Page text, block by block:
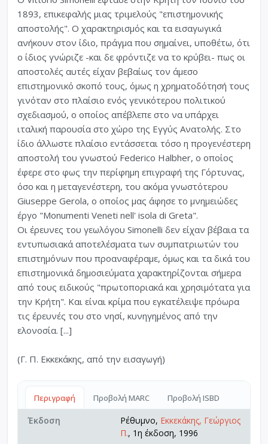
1893, επικεφαλής μιας τριμελούς "επιστημονικής
αποστολής". Ο χαρακτηρισμός και τα εισαγωγικά
ανήκουν στον ίδιο, πράγμα που σημαίνει, υποθέτω, ότι
ο ίδιος γνώριζε -και δε φρόντιζε να το κρύβει- πως οι
αποστολές αυτές είχαν βεβαίως τον άμεσο
επιστημονικό σκοπό τους, όμως η χρηματοδότησή τους
γινόταν στo πλαίσιo ενός γενικότερου πολιτικού
σχεδιασμού, ο οποίος απέβλεπε στο να υπάρχει
ιταλική παρουσία στο χώρο της Εγγύς Ανατολής. Στο
ίδιο άλλωστε πλαίσιο εντάσσεται τόσο η προγενέστερη
αποστολή του γνωστού Federico Halbher, ο οποίος
έφερε στο φως την περίφημη επιγραφή της Γόρτυνας,
όσο και η μεταγενέστερη, του ακόμα γνωστότερου
Giuseppe Gerola, ο οποίος μας άφησε το μνημειώδες
έργο "Monumenti Veneti nell' isola di Greta".
Οι έρευνες του γεωλόγου Simonelli δεν είχαν βέβαια τα
εντυπωσιακά αποτελέσματα των συμπατριωτών του
επιστημόνων που προαναφέραμε, όμως και τα δικά του
επιστημονικά δημοσιεύματα χαρακτηρίζονται σήμερα
από τους ειδικούς "πρωτοποριακά και χρησιμότατα για
την Κρήτη". Και είναι κρίμα που εγκατέλειψε πρόωρα
τις έρευνές του στο νησί, κυνηγημένος από την
ελονοσία. [...]
(Γ. Π. Εκκεκάκης, από την εισαγωγή)
Περιγραφή Προβολή MARC Προβολή ISBD
Έκδοση Ρέθυμνο, Εκκεκάκης, Γεώργιος
Π., 1η έκδοση, 1996